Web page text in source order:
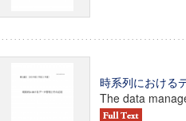
時系列における
The data